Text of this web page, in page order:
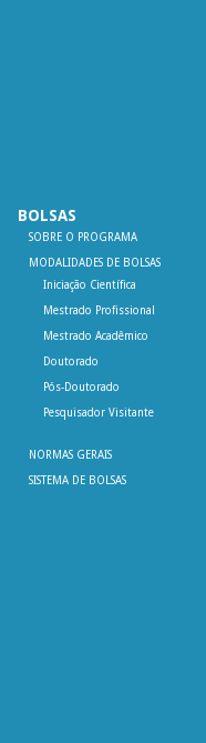
BOLSAS
SOBRE O PROGRAMA
MODALIDADES DE BOLSAS
Iniciação Científica
Mestrado Profissional
Mestrado Acadêmico
Doutorado
Pós-Doutorado
Pesquisador Visitante
NORMAS GERAIS
SISTEMA DE BOLSAS